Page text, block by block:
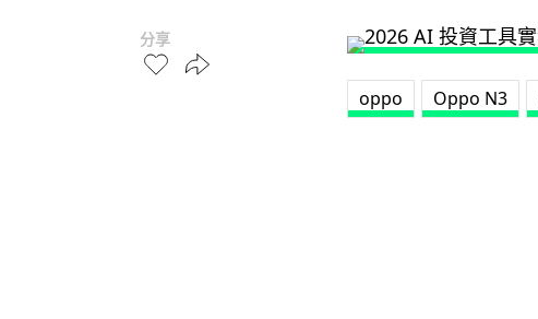
分享
oppo Oppo N3